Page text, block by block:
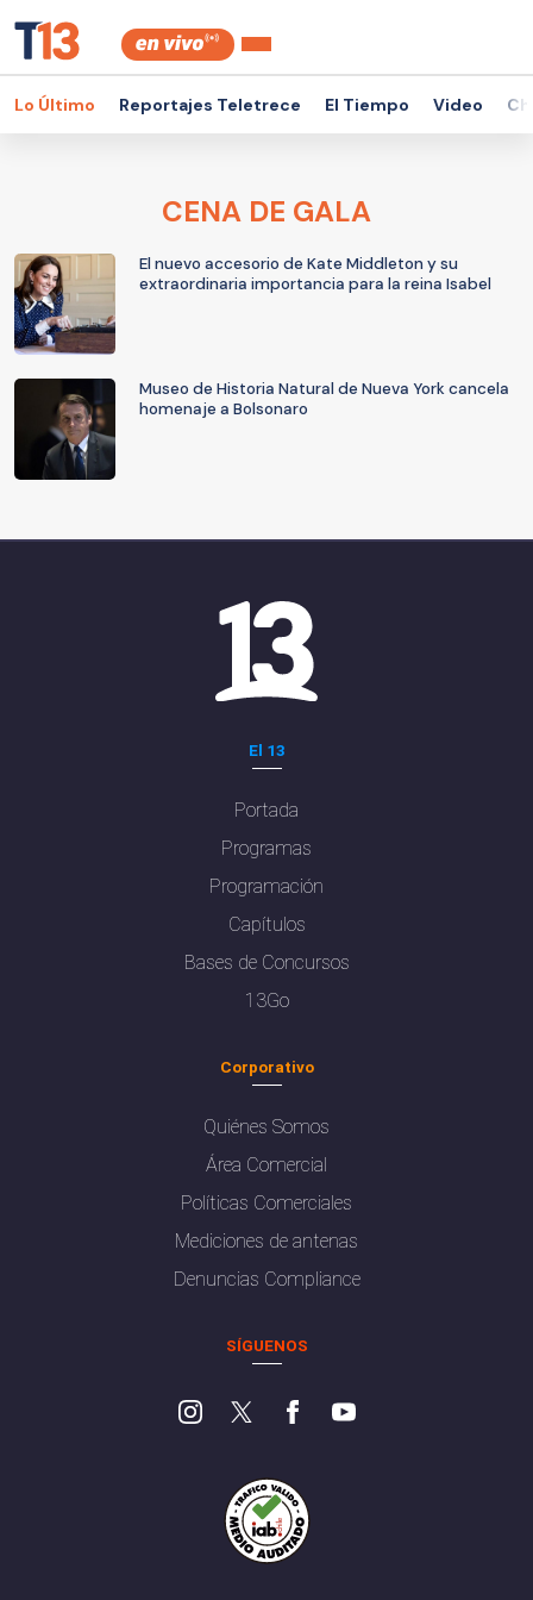
Lo Último Reportajes Teletrece El Tiempo Video
CENA DE GALA
El nuevo accesorio de Kate Middleton y su
extraordinaria importancia para la reina Isabel
Museo de Historia Natural de Nueva York cancela
homenaje a Bolsonaro
El 13
Portada
Programas
Programación
Capítulos
Bases de Concursos
13Go
Corporativo
Quiénes Somos
Área Comercial
Políticas Comerciales
Mediciones de antenas
Denuncias Compliance
SÍGUENOS